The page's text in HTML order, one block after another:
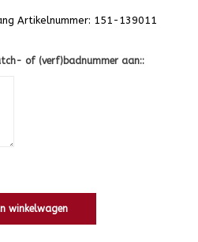
Artikelnummer: 151-139011
of (verf)badnummer aan::
winkelwagen